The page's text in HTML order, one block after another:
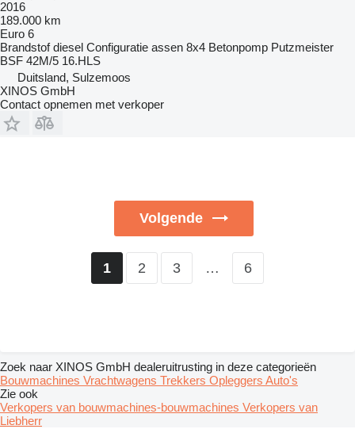
2016
189.000 km
Euro 6
Brandstof diesel Configuratie assen 8x4 Betonpomp Putzmeister
BSF 42M/5 16.HLS
Duitsland, Sulzemoos
XINOS GmbH
Contact opnemen met verkoper
Volgende
1 2 3 … 6
Zoek naar XINOS GmbH dealeruitrusting in deze categorieën
Bouwmachines Vrachtwagens Trekkers Opleggers Auto's
Zie ook
Verkopers van bouwmachines-bouwmachines Verkopers van
Liebherr